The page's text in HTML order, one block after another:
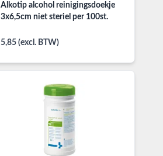
Alkotip alcohol reinigingsdoekje
3x6,5cm niet steriel per 100st.
5,85 (excl. BTW)